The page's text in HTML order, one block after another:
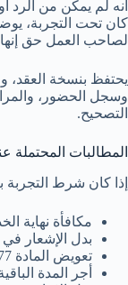
أنه لم يمكّن من الرد
كان تحت التجربة،
لصاحب العمل حق
يحتفظ بنسخة العقد،
وسجل الحضور،
التصحيح.
المطالبات المحتملة
إذا كان شرط التجربة باطلًا ولم
مكافأة نهاية
بدل الإشعار في
تعويض المادة 77.
أجر المدة